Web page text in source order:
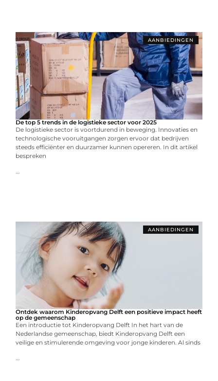
AANBIEDINGEN
De top 5 trends in de logistieke sector voor 2025
De logistieke sector is voortdurend in beweging. Innovaties en
technologische vooruitgangen zorgen ervoor dat bedrijven
steeds efficiënter en duurzamer kunnen opereren. In dit artikel
bespreken
...
AANBIEDINGEN
Ontdek waarom Kinderopvang Delft een positieve impact heeft
op de gemeenschap
Een introductie tot Kinderopvang Delft In het hart van de
Nederlandse gemeenschap, biedt Kinderopvang Delft een
veilige en stimulerende omgeving voor jonge kinderen. Al sinds
...